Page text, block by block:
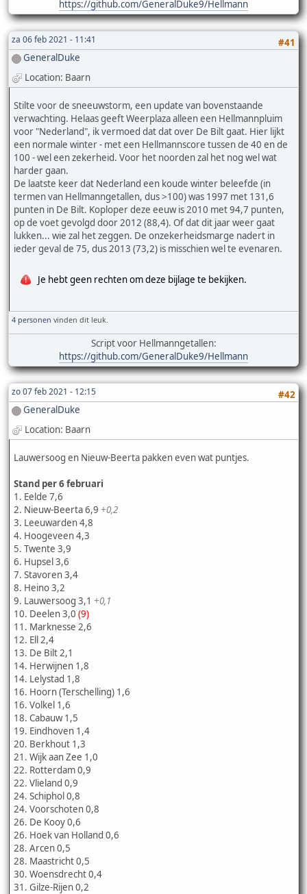
https://github.com/GeneralDuke9/Hellmann
za 06 feb 2021 - 11:41
#41
GeneralDuke
Location: Baarn
Stilte voor de sneeuwstorm, een update van bovenstaande
verwachting. Helaas geeft Weerplaza alleen een Hellmannpluim
voor "Nederland", ik vermoed dat dat over De Bilt gaat. Hier lijkt
een normale winter - met een Hellmannscore tussen de 40 en de
100 - wel een zekerheid. Voor het noorden zal het nog wel wat
harder gaan.
De laatste keer dat Nederland een koude winter beleefde (in
termen van Hellmanngetallen, dus >100) was 1997 met 131,6
punten in De Bilt. Koploper deze eeuw is 2010 met 94,7 punten,
op de voet gevolgd door 2012 (88,4). Of dat dit jaar weer gaat
lukken... wie zal het zeggen. De onzekerheidsmarge nadert in
ieder geval de 75, dus 2013 (73,2) is misschien wel te evenaren.
Je hebt geen rechten om deze bijlage te bekijken.
4 personen vinden dit leuk.
Script voor Hellmanngetallen:
https://github.com/GeneralDuke9/Hellmann
zo 07 feb 2021 - 12:15
#42
GeneralDuke
Location: Baarn
Lauwersoog en Nieuw-Beerta pakken even wat puntjes.
Stand per 6 februari
1. Eelde 7,6
2. Nieuw-Beerta 6,9 +0,2
3. Leeuwarden 4,8
4. Hoogeveen 4,3
5. Twente 3,9
6. Hupsel 3,6
7. Stavoren 3,4
8. Heino 3,2
9. Lauwersoog 3,1 +0,1
10. Deelen 3,0 (9)
11. Marknesse 2,6
12. Ell 2,4
13. De Bilt 2,1
14. Herwijnen 1,8
14. Lelystad 1,8
16. Hoorn (Terschelling) 1,6
16. Volkel 1,6
18. Cabauw 1,5
19. Eindhoven 1,4
20. Berkhout 1,3
21. Wijk aan Zee 1,0
22. Rotterdam 0,9
22. Vlieland 0,9
24. Schiphol 0,8
24. Voorschoten 0,8
26. De Kooy 0,6
26. Hoek van Holland 0,6
28. Arcen 0,5
28. Maastricht 0,5
30. Woensdrecht 0,4
31. Gilze-Rijen 0,2